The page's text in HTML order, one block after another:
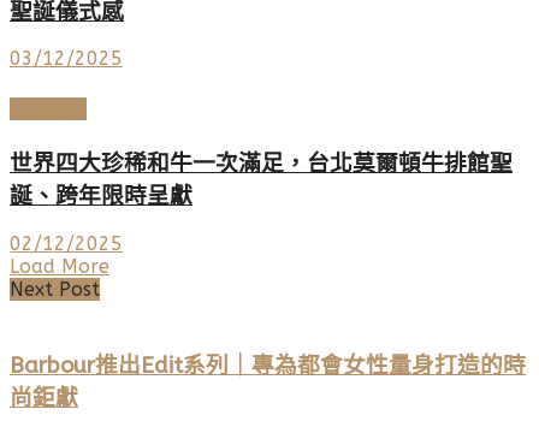
聖誕儀式感
03/12/2025
世界四大珍稀和牛一次滿足，台北莫爾頓牛排館聖
誕、跨年限時呈獻
02/12/2025
Load More
Next Post
Barbour推出Edit系列｜專為都會女性量身打造的時
尚鉅獻